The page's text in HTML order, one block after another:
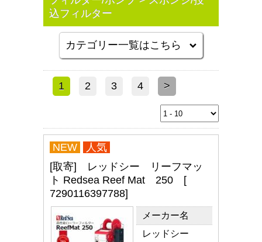
込フィルター
カテゴリー一覧はこちら
1 2 3 4 >
NEW
人気
[取寄] レッドシー リーフマッ
ト Redsea Reef Mat 250 [
7290116397788]
メーカー名
レッドシー